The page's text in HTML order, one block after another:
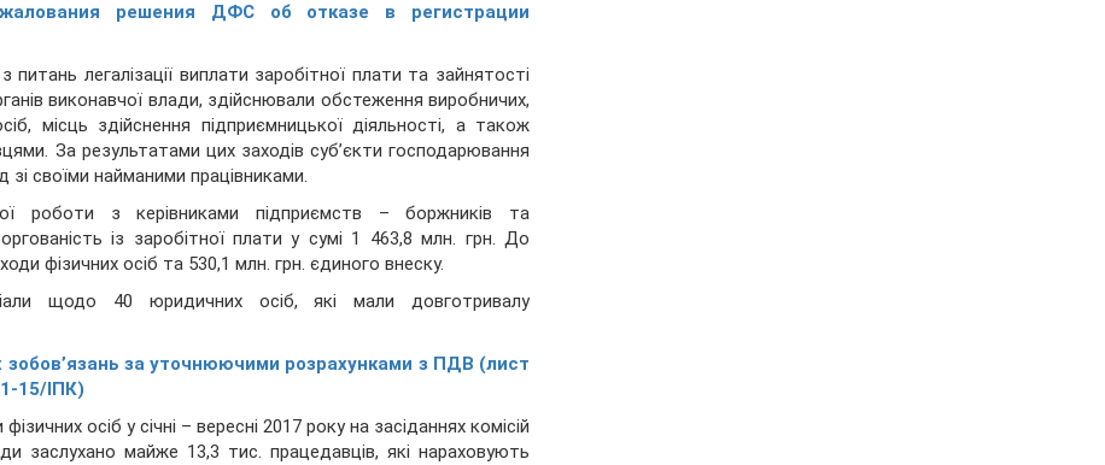
решения ДФС об отказе в регистрации
легалізації виплати заробітної плати та зайнятості
виконавчої влади, здійснювали обстеження виробничих,
місць здійснення підприємницької діяльності, а також
За результатами цих заходів суб’єкти господарювання
своїми найманими працівниками.
роботи з керівниками підприємств – боржників та
із заробітної плати у сумі 1 463,8 млн. грн. До
фізичних осіб та 530,1 млн. грн. єдиного внеску.
щодо 40 юридичних осіб, які мали довготривалу
за уточнюючими розрахунками з ПДВ (лист
15/ІПК)
осіб у січні – вересні 2017 року на засіданнях комісій
заслухано майже 13,3 тис. працедавців, які нараховують